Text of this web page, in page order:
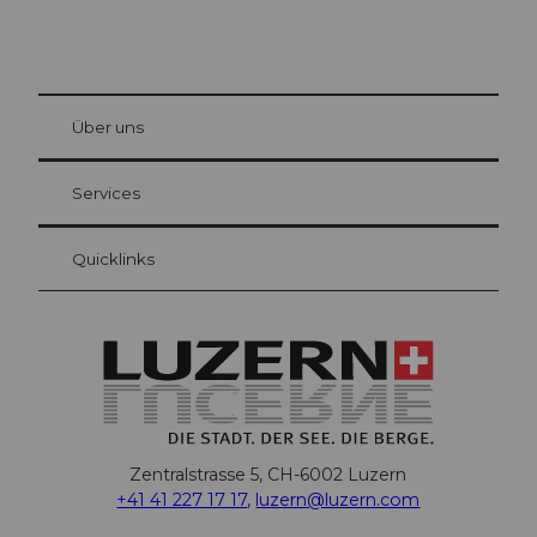
Gästekarte Luzern
Ihre Vorteile als Übernachtungsgast
at Bre
Über uns
Services
Quicklinks
Zentralstrasse 5, CH-6002 Luzern
+41 41 227 17 17, luzern@luzern.com